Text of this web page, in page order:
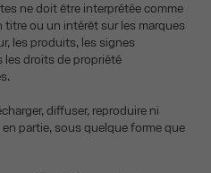
ne doit être interprétée comme
ou un intérêt sur les marques
les produits, les signes
droits de propriété
diffuser, reproduire ni
partie, sous quelque forme que